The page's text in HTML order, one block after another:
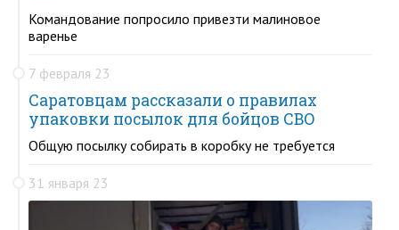
Командование попросило привезти малиновое
варенье
7 февраля 23
Саратовцам рассказали о правилах
упаковки посылок для бойцов СВО
Общую посылку собирать в коробку не требуется
31 января 23